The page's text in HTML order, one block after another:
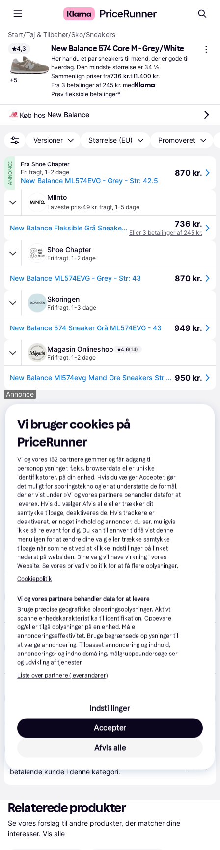
Start/Tøj & Tilbehør/Sko/Sneakers
4,3
+5
New Balance 574 Core M - Grey/White
Her har du et par sneakers til mænd, der er gode til
hverdag. Den mindste størrelse er 34 ½.
Sammenlign priser fra736 kr.til1.400 kr.
Fra 3 betalinger af 245 kr. med
Prøv fleksible betalinger*
Køb hos New Balance
Versioner Størrelse (EU) Promoveret
ANNONCE
Fra Shoe Chapter
Fri fragt, 1-2 dage
New Balance ML574EVG - Grey - Str: 42.5
870 kr.
Miinto
Laveste pris·49 kr. fragt, 1-5 dage
New Balance Fleksible Grå Sneakers - Sko - Herre - Grå - 41 1/2 EU - 736 kr.
Eller 3 betalinger af 245 kr.
Shoe Chapter
Fri fragt, 1-2 dage
New Balance ML574EVG - Grey - Str: 43 870 kr.
Skoringen
Fri fragt, 1-3 dage
New Balance 574 Sneaker Grå ML574EVG - 43 949 kr.
Magasin Onlineshop 4.6(14)
Fri fragt, 1-2 dage
New Balance Ml574evg Mand Gre Sneakers Str 40 - hos Magasin. 950 kr.
Annonce
Boozt
Fri fragt,1-2 dage
ABOUT YOU
Fri fragt ,3-4 dage
new balance Sneaker low '574' grå / taupe 889 kr.
Eller 3 betalinger af 296 kr.
New Balance
Fri fragt,3-5 dage
New Balance 574 Grey White 1.200 kr.
betalende kunde i denne kategori.
Vis alle
Relaterede produkter
Se vores forslag til andre produkter, der matcher dine
interesser. Vis alle
Vi bruger cookies på
PriceRunner
Vi og vores152 partnere gemmer og får adgang til
personoplysninger, f.eks. browserdata eller unikke
identifikatorer, på din enhed. Hvis du vælger Accepter, gør
det muligt for sporingsteknologier at understøtte de formål,
der er vist under »Vi og vores partnere behandler datafor at
levere«. Hvis du vælger Afvis alle eller trækker dit
samtykke tilbage, deaktiveres de. Hvis trackere er
deaktiveret, er noget indhold og annoncer, du ser, muligvis
ikke så relevant for dig. Du kan til enhver tid få vist denne
menu igen for at ændre dine valg eller trække samtykke
tilbage når som helst ved at klikke Indstillinger på linket
nederst på websiden. Dine valg vil have virkning i vores
Website. Se vores privatliv politik for at få flere oplysninger.
Cookiepolitik
Vi og vores partnere behandler data for at levere
Bruge præcise geografiske placeringsoplysninger. Aktivt
scanne enhedskarakteristika til identifikation. Opbevare
og/eller tilgå oplysninger på en enhed. Måle
annonceringseffektivitet. Bruge begrænsede oplysninger til
at vælge annoncering. Tilpasset annoncering og indhold,
annoncerings- og indholdsmåling, målgruppeundersøgelser
og udvikling af tjenester.
Liste over partnere (leverandører)
Indstillinger
Afvis alle
Accepter